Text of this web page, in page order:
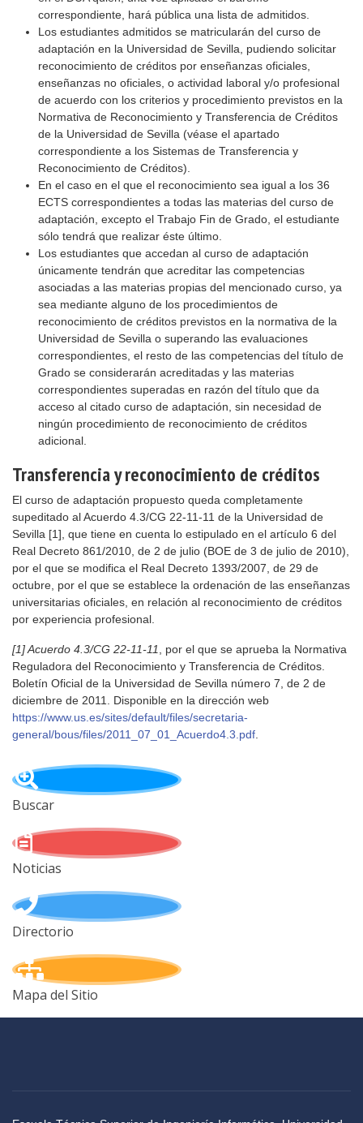
correspondiente, hará pública una lista de admitidos.
Los estudiantes admitidos se matricularán del curso de
adaptación en la Universidad de Sevilla, pudiendo solicitar
reconocimiento de créditos por enseñanzas oficiales,
enseñanzas no oficiales, o actividad laboral y/o profesional
de acuerdo con los criterios y procedimiento previstos en la
Normativa de Reconocimiento y Transferencia de Créditos
de la Universidad de Sevilla (véase el apartado
correspondiente a los Sistemas de Transferencia y
Reconocimiento de Créditos).
En el caso en el que el reconocimiento sea igual a los 36
ECTS correspondientes a todas las materias del curso de
adaptación, excepto el Trabajo Fin de Grado, el estudiante
sólo tendrá que realizar éste último.
Los estudiantes que accedan al curso de adaptación
únicamente tendrán que acreditar las competencias
asociadas a las materias propias del mencionado curso, ya
sea mediante alguno de los procedimientos de
reconocimiento de créditos previstos en la normativa de la
Universidad de Sevilla o superando las evaluaciones
correspondientes, el resto de las competencias del título de
Grado se considerarán acreditadas y las materias
correspondientes superadas en razón del título que da
acceso al citado curso de adaptación, sin necesidad de
ningún procedimiento de reconocimiento de créditos
adicional.
Transferencia y reconocimiento de créditos
El curso de adaptación propuesto queda completamente
supeditado al Acuerdo 4.3/CG 22-11-11 de la Universidad de
Sevilla [1], que tiene en cuenta lo estipulado en el artículo 6 del
Real Decreto 861/2010, de 2 de julio (BOE de 3 de julio de 2010),
por el que se modifica el Real Decreto 1393/2007, de 29 de
octubre, por el que se establece la ordenación de las enseñanzas
universitarias oficiales, en relación al reconocimiento de créditos
por experiencia profesional.
[1] Acuerdo 4.3/CG 22-11-11
, por el que se aprueba la Normativa
Reguladora del Reconocimiento y Transferencia de Créditos.
Boletín Oficial de la Universidad de Sevilla número 7, de 2 de
diciembre de 2011. Disponible en la dirección web
https://www.us.es/sites/default/files/secretaria-
general/bous/files/2011_07_01_Acuerdo4.3.pdf
Buscar
Noticias
Directorio
Mapa del Sitio